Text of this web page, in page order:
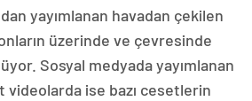
yayımlanan havadan çekilen
üzerinde ve çevresinde
Sosyal medyada yayımlanan
videolarda ise bazı cesetlerin